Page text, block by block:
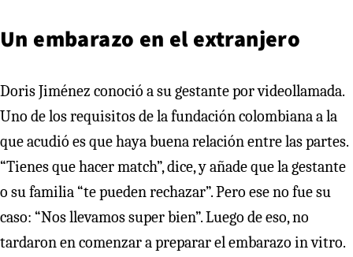
Un embarazo en el extranjero
Doris Jiménez conoció a su gestante por videollamada.
Uno de los requisitos de la fundación colombiana a la
que acudió es que haya buena relación entre las partes.
“Tienes que hacer match”, dice, y añade que la gestante
o su familia “te pueden rechazar”. Pero ese no fue su
caso: “Nos llevamos super bien”. Luego de eso, no
tardaron en comenzar a preparar el embarazo in vitro.